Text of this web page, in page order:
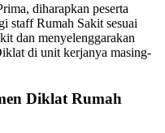
diharapkan peserta
staff Rumah Sakit sesuai
dan menyelenggarakan
di unit kerjanya masing-
Diklat Rumah